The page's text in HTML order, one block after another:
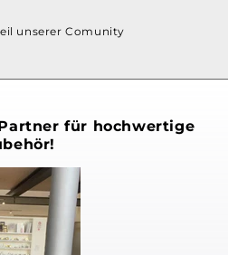
unserer Comunity
für hochwertige